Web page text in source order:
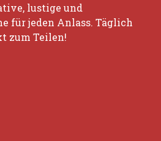
lustige und
für jeden Anlass. Täglich
zum Teilen!